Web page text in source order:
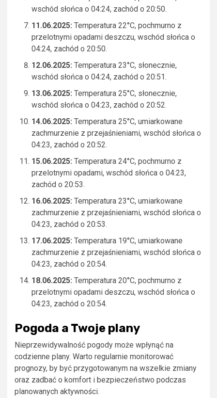
wschód słońca o 04:24, zachód o 20:50.
11.06.2025: Temperatura 22°C, pochmurno z
przelotnymi opadami deszczu, wschód słońca o
04:24, zachód o 20:50.
12.06.2025: Temperatura 23°C, słonecznie,
wschód słońca o 04:24, zachód o 20:51.
13.06.2025: Temperatura 25°C, słonecznie,
wschód słońca o 04:23, zachód o 20:52.
14.06.2025: Temperatura 25°C, umiarkowane
zachmurzenie z przejaśnieniami, wschód słońca o
04:23, zachód o 20:52.
15.06.2025: Temperatura 24°C, pochmurno z
przelotnymi opadami, wschód słońca o 04:23,
zachód o 20:53.
16.06.2025: Temperatura 23°C, umiarkowane
zachmurzenie z przejaśnieniami, wschód słońca o
04:23, zachód o 20:53.
17.06.2025: Temperatura 19°C, umiarkowane
zachmurzenie z przejaśnieniami, wschód słońca o
04:23, zachód o 20:54.
18.06.2025: Temperatura 20°C, pochmurno z
przelotnymi opadami deszczu, wschód słońca o
04:23, zachód o 20:54.
Pogoda a Twoje plany
Nieprzewidywalność pogody może wpłynąć na
codzienne plany. Warto regularnie monitorować
prognozy, by być przygotowanym na wszelkie zmiany
oraz zadbać o komfort i bezpieczeństwo podczas
planowanych aktywności.